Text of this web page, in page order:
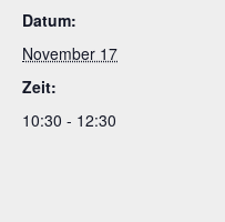
Datum:
November 17
Zeit:
10:30 - 12:30